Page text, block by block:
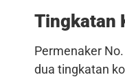
Tingkatan
Permenaker
dua tingkatan